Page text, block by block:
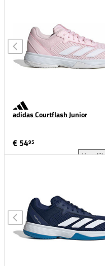
adidas Courtflash Junior
€ 5495
Vergelijk